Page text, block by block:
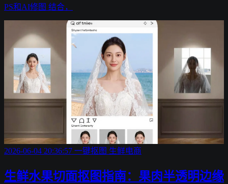
PS和AI修图 结合，
2026-06-04 20:36:57 一键抠图 生鲜电商
生鲜水果切面抠图指南：果肉半透明边缘